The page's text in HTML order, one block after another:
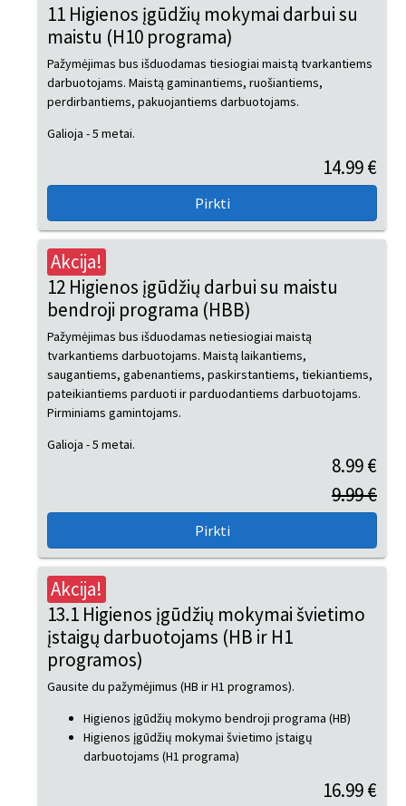
11 Higienos įgūdžių mokymai darbui su
maistu (H10 programa)
Pažymėjimas bus išduodamas tiesiogiai maistą tvarkantiems
darbuotojams. Maistą gaminantiems, ruošiantiems,
perdirbantiems, pakuojantiems darbuotojams.
Galioja - 5 metai.
14.99 €
Akcija!
12 Higienos įgūdžių darbui su maistu
bendroji programa (HBB)
Pažymėjimas bus išduodamas netiesiogiai maistą
tvarkantiems darbuotojams. Maistą laikantiems,
saugantiems, gabenantiems, paskirstantiems, tiekiantiems,
pateikiantiems parduoti ir parduodantiems darbuotojams.
Pirminiams gamintojams.
Galioja - 5 metai.
8.99 €
9.99 €
Akcija!
13.1 Higienos įgūdžių mokymai švietimo
įstaigų darbuotojams (HB ir H1
programos)
Gausite du pažymėjimus (HB ir H1 programos).
Higienos įgūdžių mokymo bendroji programa (HB)
Higienos įgūdžių mokymai švietimo įstaigų
darbuotojams (H1 programa)
16.99 €